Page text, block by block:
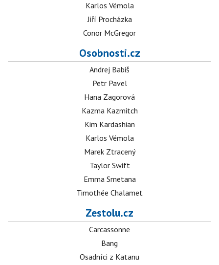
Karlos Vémola
Jiří Procházka
Conor McGregor
Osobnosti.cz
Andrej Babiš
Petr Pavel
Hana Zagorová
Kazma Kazmitch
Kim Kardashian
Karlos Vémola
Marek Ztracený
Taylor Swift
Emma Smetana
Timothée Chalamet
Zestolu.cz
Carcassonne
Bang
Osadníci z Katanu